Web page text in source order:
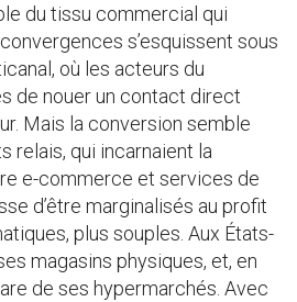
du tissu commercial qui
s’esquissent sous
où les acteurs du
de nouer un contact direct
Mais la conversion semble
relais, qui incarnaient la
e-commerce et services de
d’être marginalisés au profit
plus souples. Aux États-
magasins physiques, et, en
de ses hypermarchés. Avec